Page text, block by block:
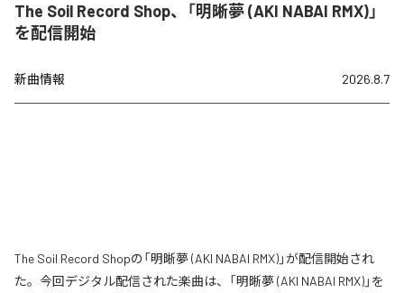
The Soil Record Shop、「明晰夢 (AKI NABAI RMX)」
を配信開始
新曲情報 2026.8.7
The Soil Record Shopの「明晰夢 (AKI NABAI RMX)」が配信開始され
た。今回デジタル配信された楽曲は、「明晰夢 (AKI NABAI RMX)」を